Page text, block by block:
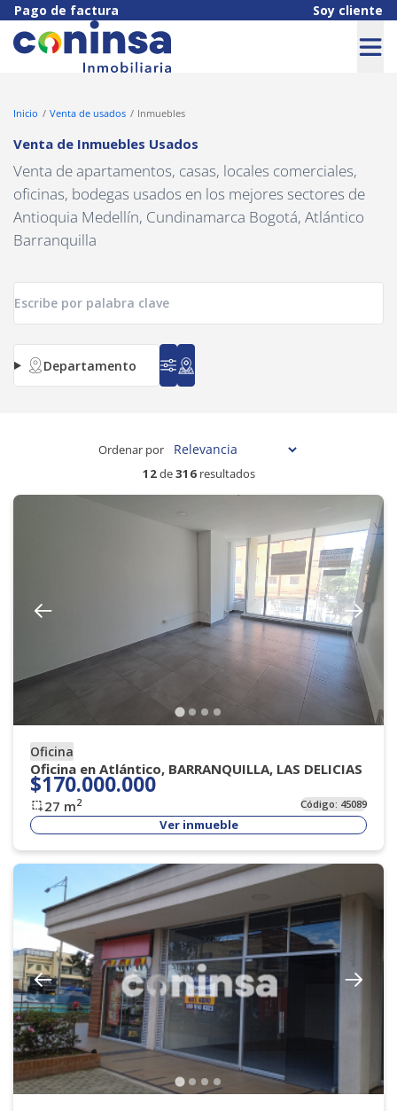
Pago de factura Soy cliente
Inicio Venta de usados Inmuebles
Venta de Inmuebles Usados
Venta de apartamentos, casas, locales comerciales,
oficinas, bodegas usados en los mejores sectores de
Antioquia Medellín, Cundinamarca Bogotá, Atlántico
Barranquilla
Departamento
12de316resultados
Ordenar por
Oficina
Oficina en Atlántico, BARRANQUILLA, LAS DELICIAS
$170.000.000
27 m2 Código: 45089
Ver inmueble
Navigated to Venta de Inmuebles Usados